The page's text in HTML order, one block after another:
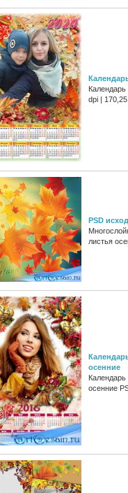
dpi |
PSD
листья
осенние
осенние